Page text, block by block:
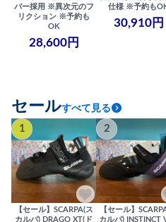
バー採用 ※異次元のフ
リクション ※予約も
OK
28,600円
仕様 ※予約も
30,910円
セールすべて見る
1
【セール】SCARPA(ス
カルパ) DRAGO XT(ド
2
【セール】
カルパ) INSTINCT